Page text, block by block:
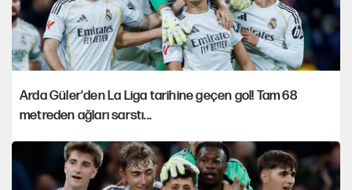
Arda Güler'den La Liga tarihine geçen gol! Tam 68
metreden ağları sarstı...